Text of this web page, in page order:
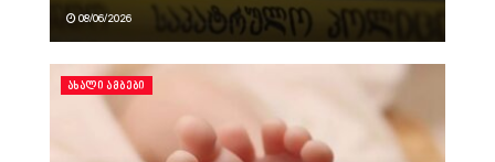
08/06/2026
ᲐᲮᲐᲚᲘ ᲐᲛᲑᲔᲑᲘ